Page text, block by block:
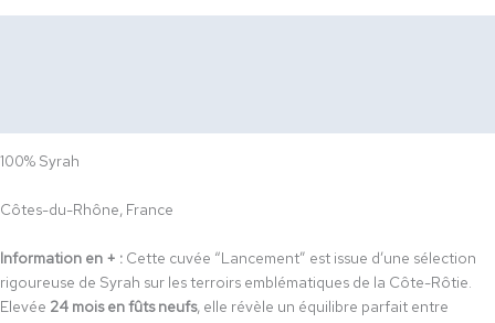
100% Syrah
Côtes-du-Rhône, France
Information en + : Cette cuvée “Lancement” est issue d’une sélection
rigoureuse de Syrah sur les terroirs emblématiques de la Côte-Rôtie.
Elevée 24 mois en fûts neufs, elle révèle un équilibre parfait entre